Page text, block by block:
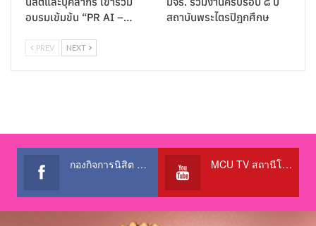
อบรมเข้มข้น “PR AI –…
สถาบันพระไตรปิฎกศึกษ
PREV NEXT
กองกิจการนิสิต สำนักงานอธิการบดี MCU TV สถานีโทรทัศน์เพื่อการศึกษา @OfficialTBCChannel